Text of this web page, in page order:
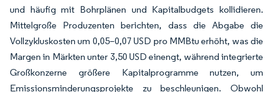
und häufig mit Bohrplänen und Kapitalbudgets kollidieren.
Mittelgroße Produzenten berichten, dass die Abgabe die
Vollzykluskosten um 0,05–0,07 USD pro MMBtu erhöht, was die
Margen in Märkten unter 3,50 USD einengt, während integrierte
Großkonzerne größere Kapitalprogramme nutzen, um
Emissionsminderungsprojekte zu beschleunigen. Obwohl